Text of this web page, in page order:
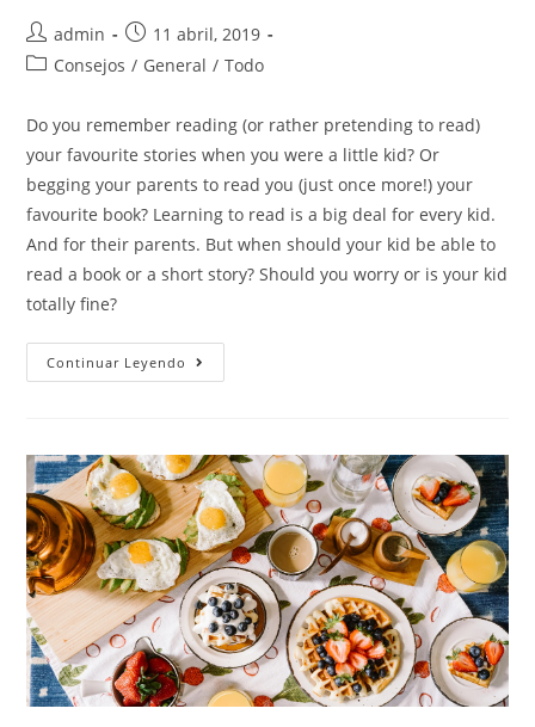
admin
11 abril, 2019
Consejos / General / Todo
Do you remember reading (or rather pretending to read)
your favourite stories when you were a little kid? Or
begging your parents to read you (just once more!) your
favourite book? Learning to read is a big deal for every kid.
And for their parents. But when should your kid be able to
read a book or a short story? Should you worry or is your kid
totally fine?
Continuar Leyendo